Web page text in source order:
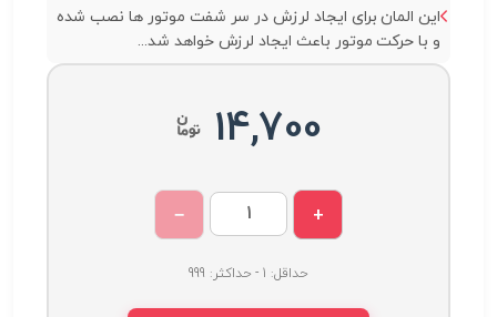
این المان برای ایجاد لرزش در سر شفت موتور ها نصب شده
و با حرکت موتور باعث ایجاد لرزش خواهد شد...
14,700
+
−
حداقل: 1 - حداکثر: 999